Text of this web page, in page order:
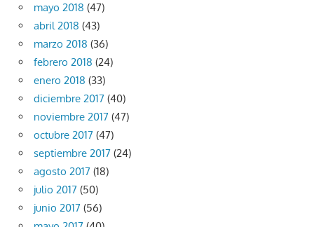
mayo 2018 (47)
abril 2018 (43)
marzo 2018 (36)
febrero 2018 (24)
enero 2018 (33)
diciembre 2017 (40)
noviembre 2017 (47)
octubre 2017 (47)
septiembre 2017 (24)
agosto 2017 (18)
julio 2017 (50)
junio 2017 (56)